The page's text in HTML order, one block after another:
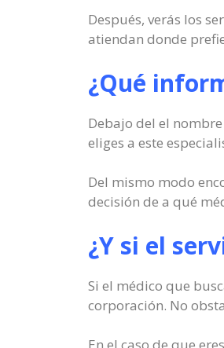
Después, verás los
atiendan donde
¿Qué
Debajo del el
eliges a este
Del mismo modo
decisión de a qué
¿Y si el
Si el médico que
corporación. No